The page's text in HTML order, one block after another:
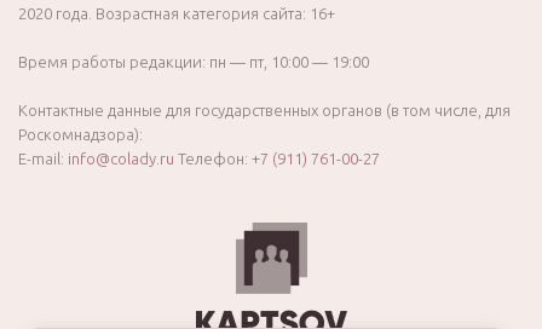
2020 года. Возрастная категория сайта: 16+
Время работы редакции: пн — пт, 10:00 — 19:00
Контактные данные для государственных органов (в том числе, для
Роскомнадзора):
E-mail: info@colady.ru Телефон: +7 (911) 761-00-27